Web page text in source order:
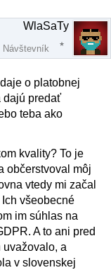
WlaSaTy
Návštevník
o platobnej
dajú predať
teba ako
kvality? To je
občerstvoval môj
vtedy mi začal
všeobecné
im súhlas na
A to ani pred
uvažovalo, a
v slovenskej